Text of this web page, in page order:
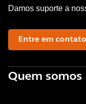
Damos suporte a
Entre em contato
Quem somos